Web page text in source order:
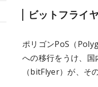
ビットフライ
ポリゴンPoS（
への移行をうけ、
（bitFlyer）が、そ